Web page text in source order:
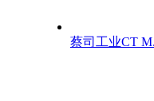
蔡司工业CT